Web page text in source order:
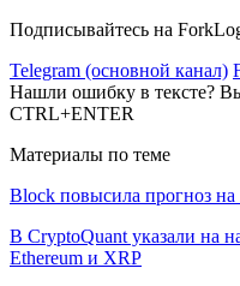
Подписывайтесь на
Telegram (основной канал)
Нашли ошибку в тексте?
CTRL+ENTER
Материалы по теме
Block повысила прогноз
В CryptoQuant указали на
Ethereum и XRP